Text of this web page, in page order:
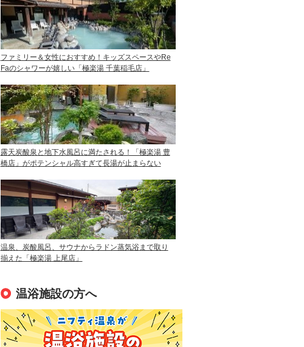
ファミリー＆女性におすすめ！キッズスペースやRe
Faのシャワーが嬉しい「極楽湯 千葉稲毛店」
露天炭酸泉と地下水風呂に満たされる！「極楽湯 豊
橋店」がポテンシャル高すぎて長湯が止まらない
温泉、炭酸風呂、サウナからラドン蒸気浴まで取り
揃えた「極楽湯 上尾店」
温浴施設の方へ
ニフティ温泉を使って手軽に